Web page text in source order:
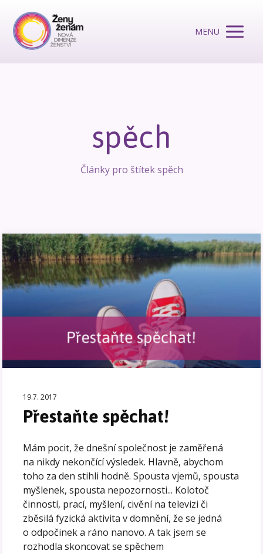
MENU
spěch
Články pro štítek spěch
19.7. 2017
Přestaňte spěchat!
Mám pocit, že dnešní společnost je zaměřená
na nikdy nekončící výsledek. Hlavně, abychom
toho za den stihli hodně. Spousta vjemů, spousta
myšlenek, spousta nepozornosti... Kolotoč
činností, prací, myšlení, civění na televizi či
zběsilá fyzická aktivita v domnění, že se jedná
o odpočinek a ráno nanovo. A tak jsem se
rozhodla skoncovat se spěchem